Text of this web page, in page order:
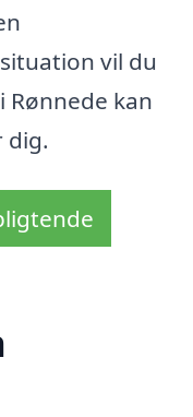
vil du
kan
dig.